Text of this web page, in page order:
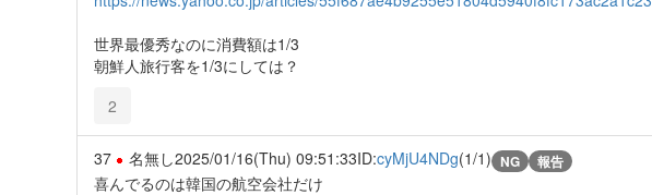
世界最優秀なのに消費額は1/3
朝鮮人旅行客を1/3にしては？
2
37 名無し2025/01/16(Thu) 09:51:33ID:cyMjU4NDg(1/1) NG 報告
喜んでるのは韓国の航空会社だけ